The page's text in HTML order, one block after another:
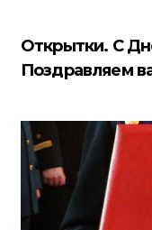
Открытки. С
Поздравляем